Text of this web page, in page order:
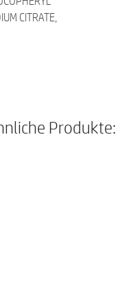
CITRATE,
Produkte: